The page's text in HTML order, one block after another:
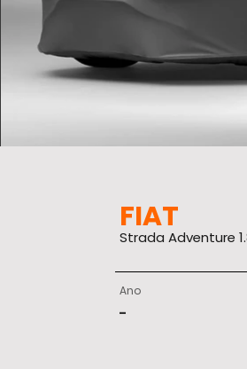
FIAT
Strada Adventure
Ano
-